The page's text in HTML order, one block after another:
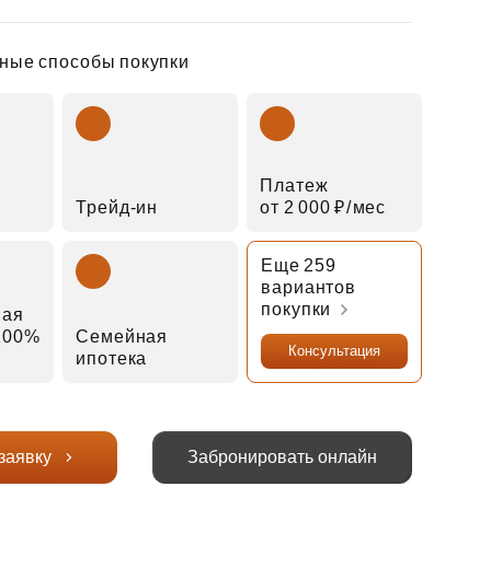
способы покупки
Трейд‑ин
Платеж
от 2 000 ₽⁠/⁠мес
Семейная
ипотека
Еще 259
вариантов
покупки
Консультация
Забронировать онлайн